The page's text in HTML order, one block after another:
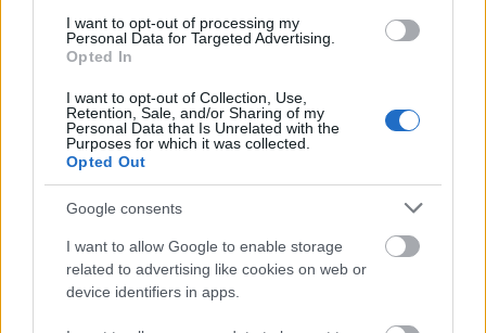
I want to opt-out of processing my
Personal Data for Targeted Advertising.
Opted In
I want to opt-out of Collection, Use,
Retention, Sale, and/or Sharing of my
Personal Data that Is Unrelated with the
Purposes for which it was collected.
Opted Out
Google consents
I want to allow Google to enable storage
related to advertising like cookies on web or
device identifiers in apps.
világnak és a jobboldal-baloldal ellentétpárára
felfűzött gondolkodásmódnak lesz az önkéntelen
egyébként éppen a kommunikáció és az érvelés
során kell kiütköznie, úgyhogy már csak ezért sem
írom le száraz felsorolásként a világképem
alkotórészeit. Egyébként meg nyugodtan
felelősségre lehet vonni - úgysem ismernek netről,
kivéve Lombrosót és TaTa86-ot -, meg nyugodtan
lehet hülyének nézni, ezen nem sok minden múlik.